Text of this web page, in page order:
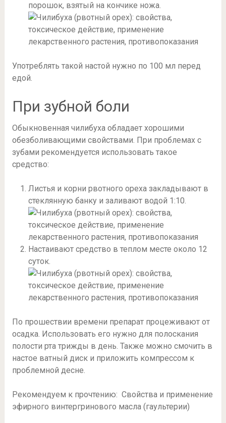
порошок, взятый на кончике ножа.
Употреблять такой настой нужно по 100 мл перед
едой.
При зубной боли
Обыкновенная чилибуха обладает хорошими
обезболивающими свойствами. При проблемах с
зубами рекомендуется использовать такое
средство:
Листья и корни рвотного ореха закладывают в
стеклянную банку и заливают водой 1:10.
Настаивают средство в теплом месте около 12
суток.
По прошествии времени препарат процеживают от
осадка. Использовать его нужно для полоскания
полости рта трижды в день. Также можно смочить в
настое ватный диск и приложить компрессом к
проблемной десне.
Рекомендуем к прочтению: Свойства и применение
эфирного винтергринового масла (гаультерии)